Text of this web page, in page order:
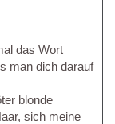
das Wort
man dich darauf
blonde
sich meine